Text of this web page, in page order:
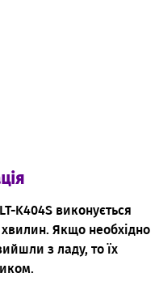
K404S виконується
Якщо необхідно
з ладу, то їх